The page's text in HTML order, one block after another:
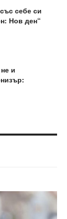
себе си
Нов ден“
и